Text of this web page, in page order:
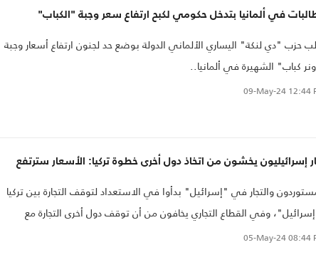
في ألمانيا بتدخل حكومي لكبح ارتفاع سعر وجبة "الكباب"
حزب "دي لنكة" اليساري الألماني الدولة بوضع حد لجنون ارتفاع أسعار وجبة
كباب" الشهيرة في ألمانيا..
09-May-24 12:44
إسرائيليون يخشون من اتخاذ دول أخرى خطوة تركيا: الأسعار سترتفع
والتجار في "إسرائيل" بدأوا في الاستعداد لتوقف التجارة بين تركيا
وفي القطاع التجاري يخافون من أن توقف دول أخرى التجارة مع
05-May-2408:44